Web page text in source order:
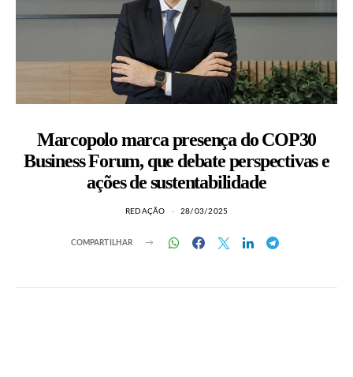
Marcopolo marca presença do COP30
Business Forum, que debate perspectivas e
ações de sustentabilidade
REDAÇÃO 28/03/2025
COMPARTILHAR